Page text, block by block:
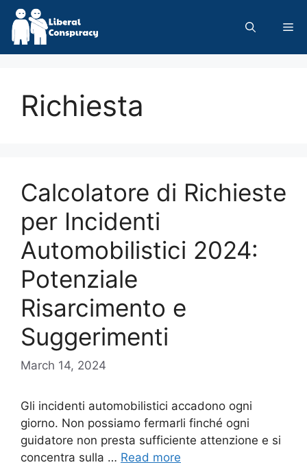
Skip
content
Richiesta
Calcolatore di Richieste
per Incidenti
Automobilistici 2024:
Potenziale
Risarcimento e
Suggerimenti
March 14, 2024
Gli incidenti automobilistici accadono ogni
giorno. Non possiamo fermarli finché ogni
guidatore non presta sufficiente attenzione e si
concentra sulla … Read more